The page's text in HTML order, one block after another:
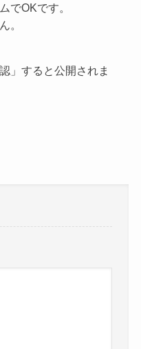
でOKです。
。
」すると公開されま